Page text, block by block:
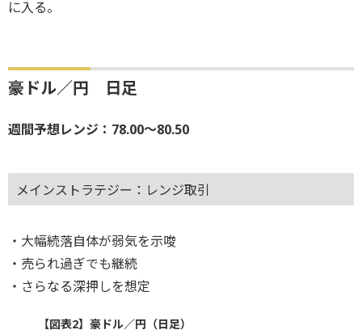
に入る。
豪ドル／円 日足
週間予想レンジ：78.00～80.50
メインストラテジー：レンジ取引
・大幅続落自体が弱気を示唆
・売られ過ぎでも継続
・さらなる深押しを想定
【図表2】豪ドル／円（日足）